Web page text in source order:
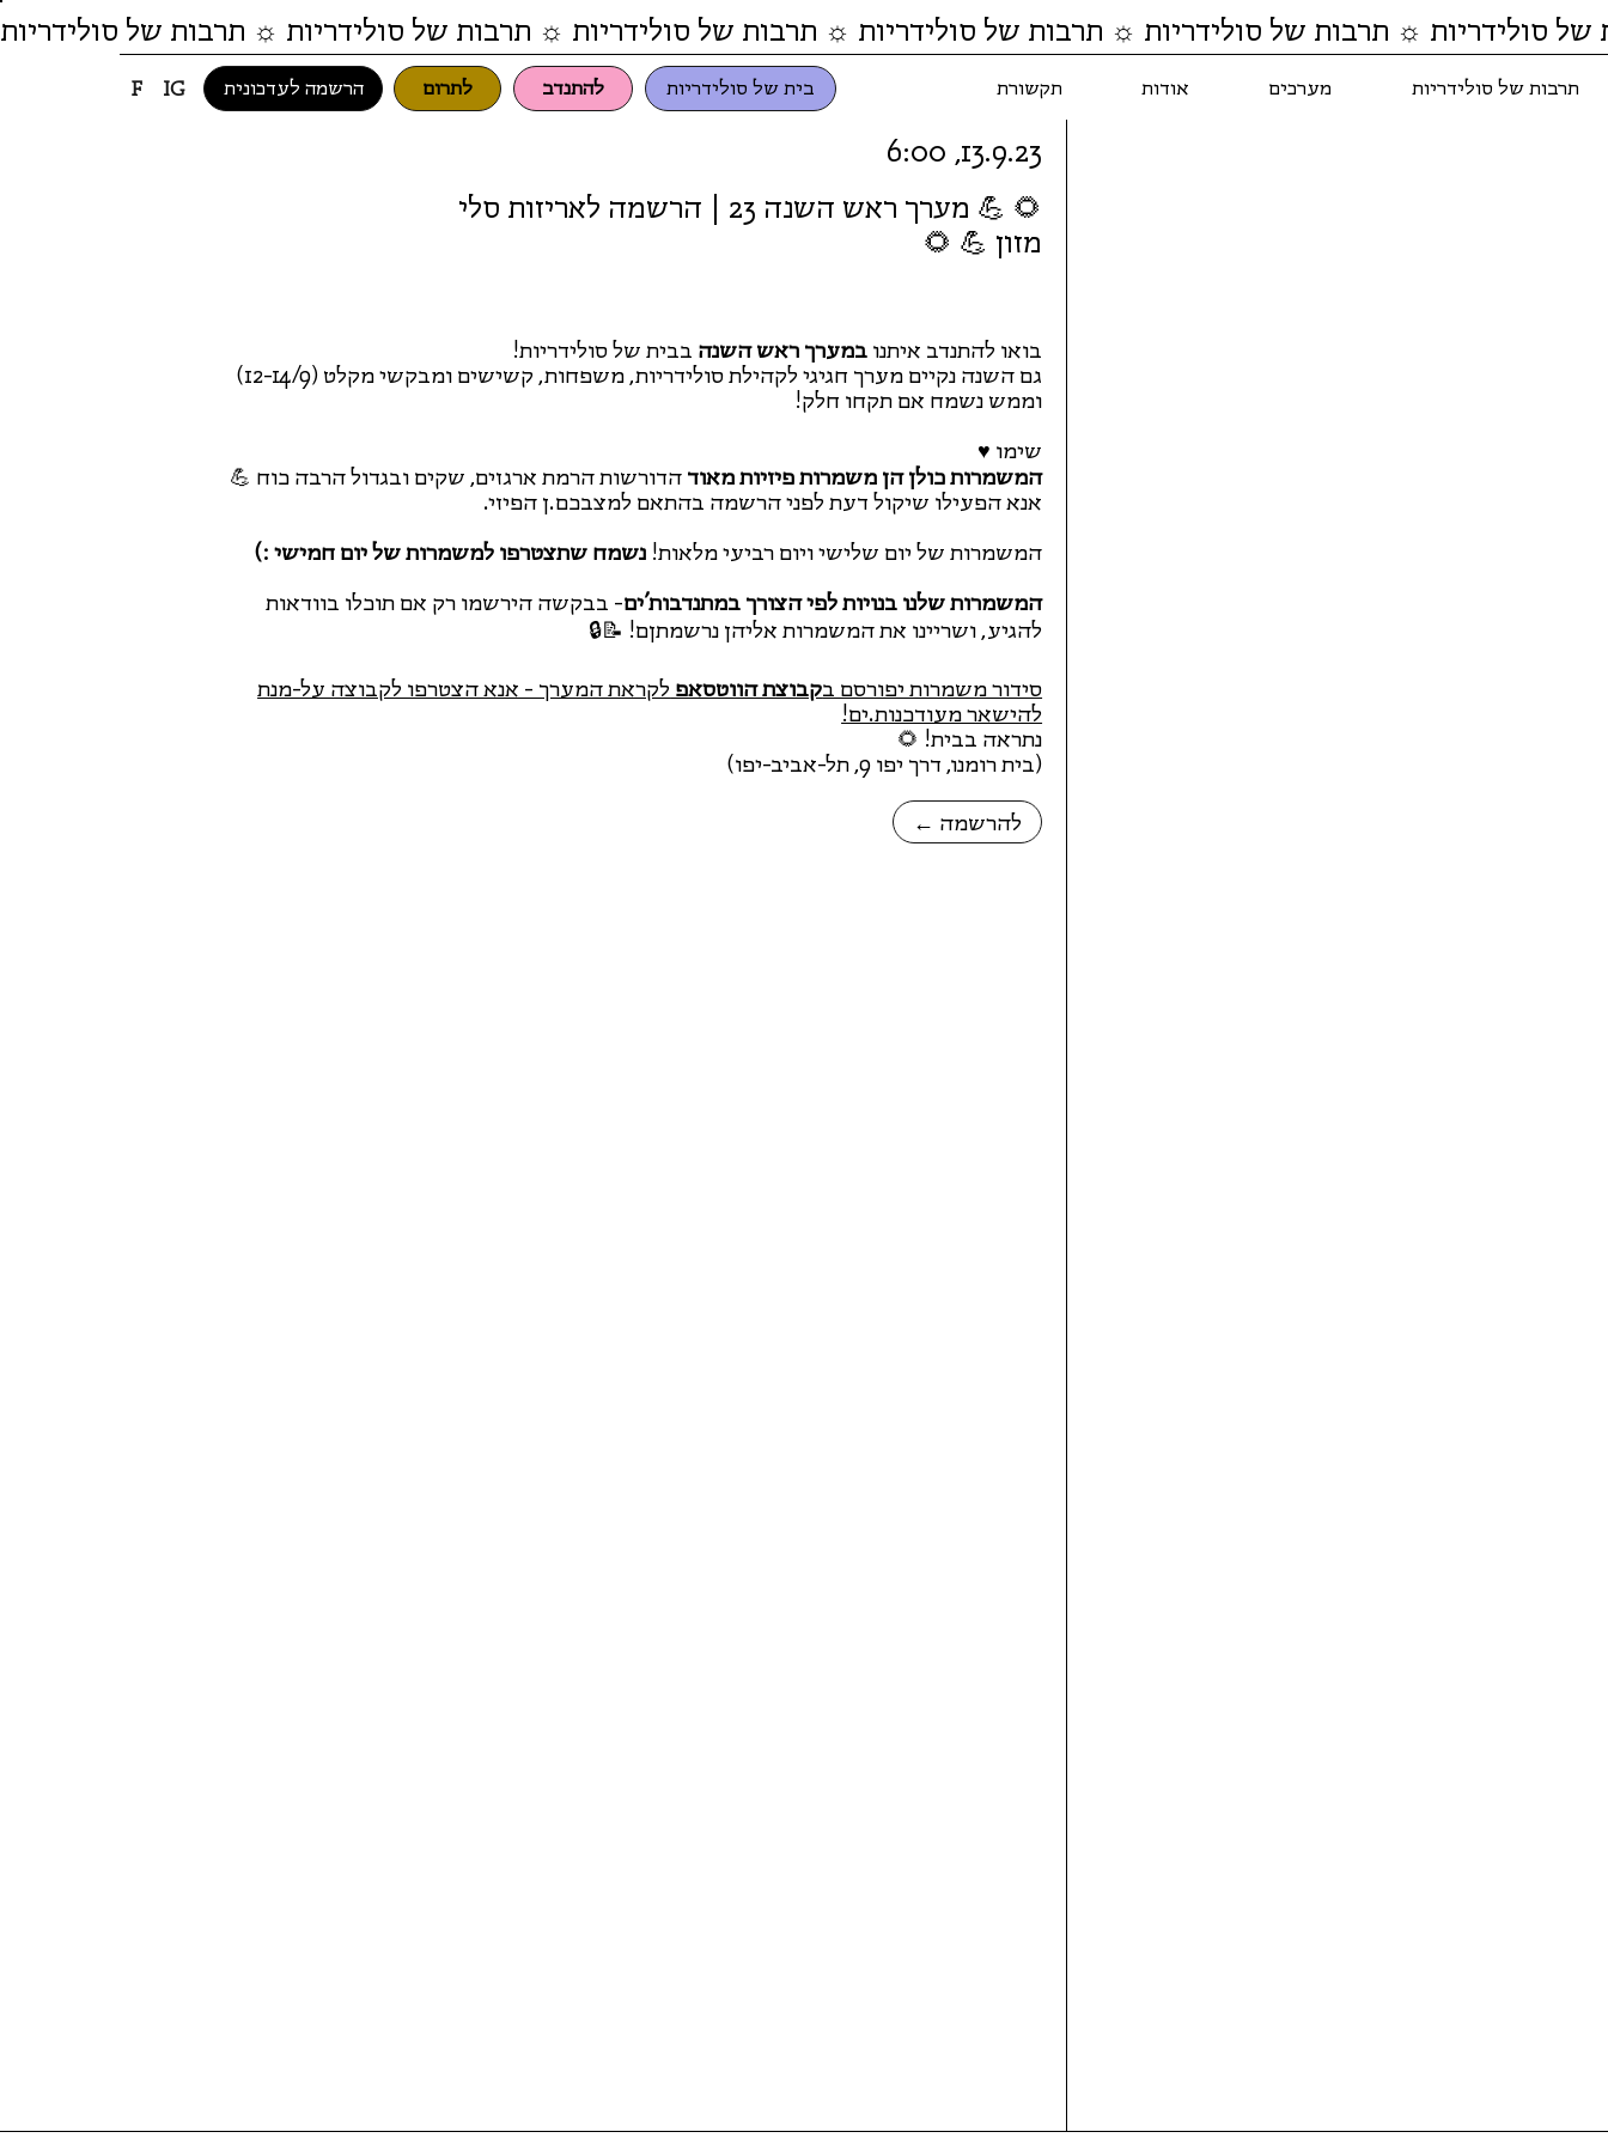
בית של סולידריות להתנדב לתרום תרבות של סולידריות מערכים אודות תקשורת F IG הרשמה לעדכונית
סולידריות ☼ תרבות של סולידריות ☼ תרבות של סולידריות ☼ תרבות של סולידריות ☼ תרבות של סולידריות ☼ תרבות של סולידריות
🌻 💪 מערך ראש השנה 23 | הרשמה לאריזות סלי
מזון 💪 🌻
← להרשמה
13.9.23, 6:00
בואו להתנדב איתנו במערך ראש השנה בבית של סולידריות!
גם השנה נקיים מערך חגיגי לקהילת סולידריות, משפחות, קשישים ומבקשי מקלט (12-14/9)
וממש נשמח אם תקחו חלק!
שימו ♥
המשמרות כולן הן משמרות פיזיות מאוד הדורשות הרמת ארגזים, שקים ובגדול הרבה כוח 💪
אנא הפעילו שיקול דעת לפני הרשמה בהתאם למצבכם.ן הפיזי.
המשמרות של יום שלישי ויום רביעי מלאות! נשמח שתצטרפו למשמרות של יום חמישי :)
המשמרות שלנו בנויות לפי הצורך במתנדבות'ים- בבקשה הירשמו רק אם תוכלו בוודאות
להגיע, ושריינו את המשמרות אליהן נרשמתןם! 📝🔒
סידור משמרות יפורסם בקבוצת הווטסאפ לקראת המערך - אנא הצטרפו לקבוצה על-מנת
להישאר מעודכנות.ים!
נתראה בבית! 🌻
(בית רומנו, דרך יפו 9, תל-אביב-יפו)